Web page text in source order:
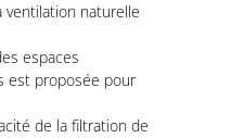
ventilation naturelle
espaces
est proposée pour
de la filtration de